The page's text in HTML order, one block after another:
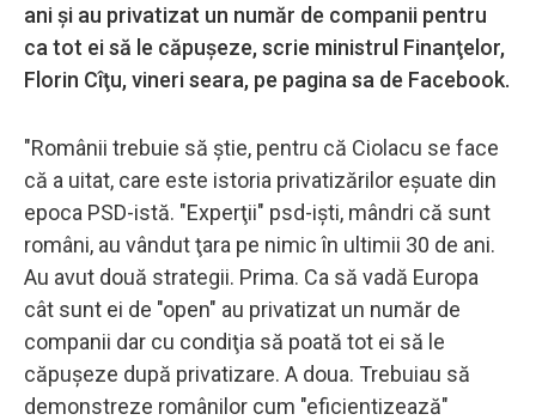
ani şi au privatizat un număr de companii pentru
ca tot ei să le căpuşeze, scrie ministrul Finanţelor,
Florin Cîţu, vineri seara, pe pagina sa de Facebook.
"Românii trebuie să ştie, pentru că Ciolacu se face
că a uitat, care este istoria privatizărilor eşuate din
epoca PSD-istă. "Experţii" psd-işti, mândri că sunt
români, au vândut ţara pe nimic în ultimii 30 de ani.
Au avut două strategii. Prima. Ca să vadă Europa
cât sunt ei de "open" au privatizat un număr de
companii dar cu condiţia să poată tot ei să le
căpuşeze după privatizare. A doua. Trebuiau să
demonstreze românilor cum "eficientizează"